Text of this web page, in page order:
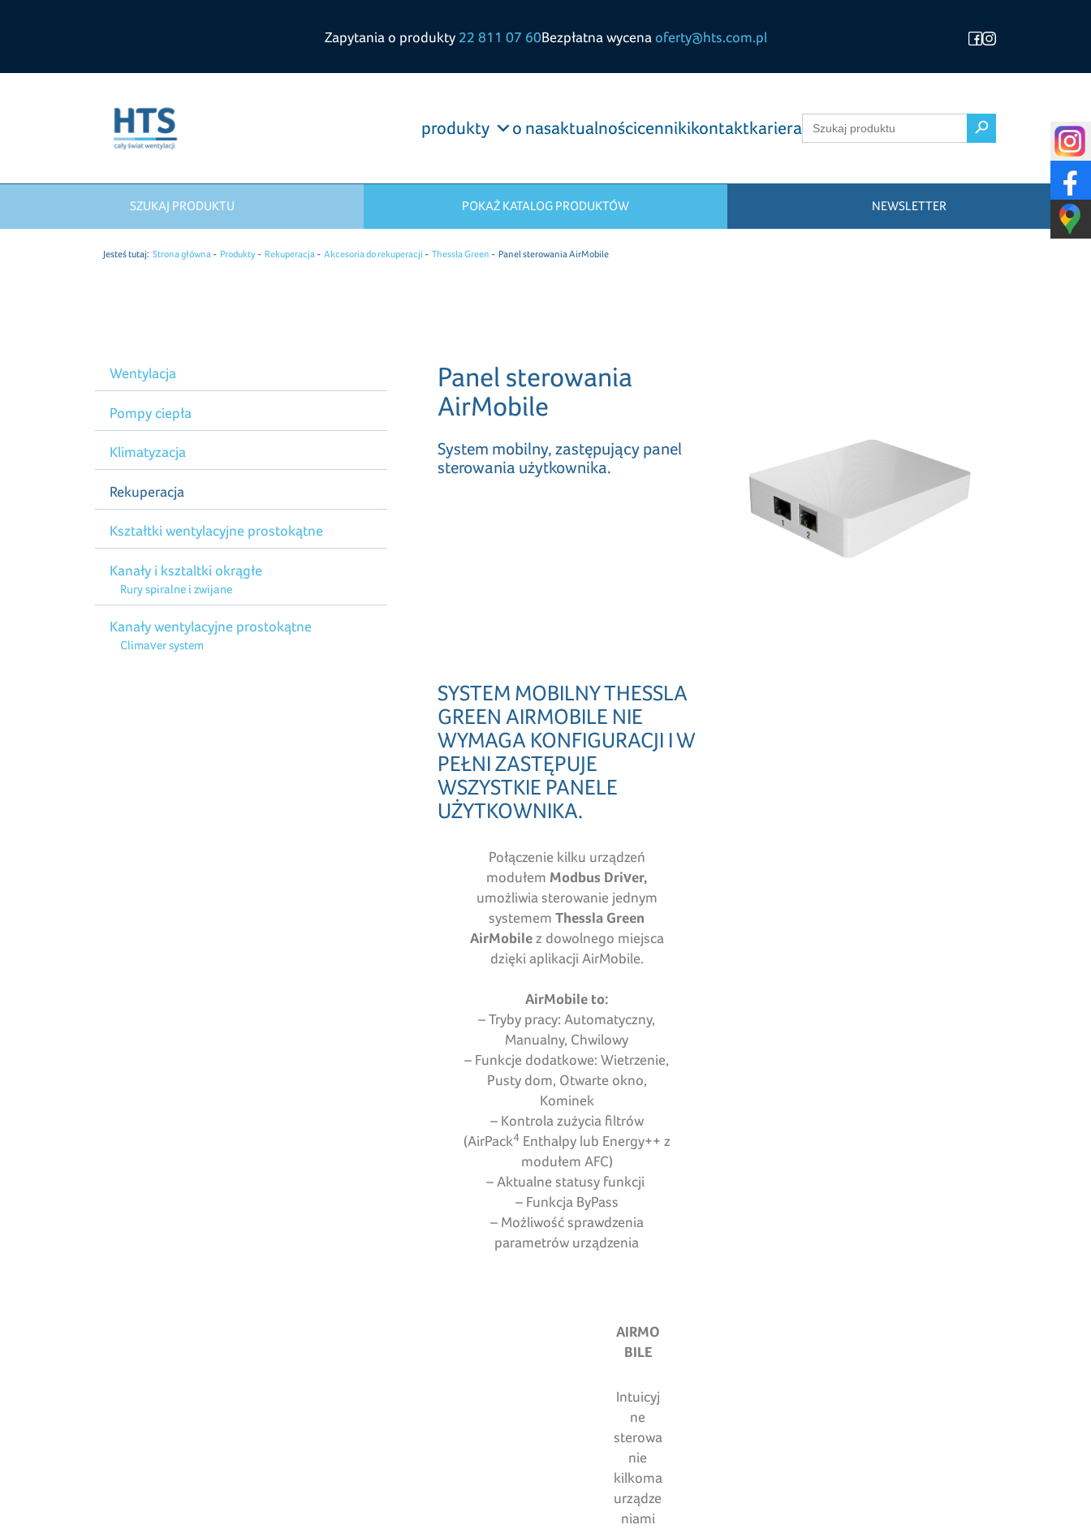
Zapytania o produkty 22 811 07 60Bezpłatna wycena oferty@hts.com.pl
produkty o nasaktualnościcennikikontaktkarieraSearch
for:
Search Button
SZUKAJ PRODUKTU POKAŻ KATALOG PRODUKTÓW NEWSLETTER
Jesteś tutaj: Strona główna Produkty Rekuperacja Akcesoria do rekuperacji Thessla Green Panel sterowania AirMobile
Wentylacja
Pompy ciepła
Klimatyzacja
Rekuperacja
Kształtki wentylacyjne prostokątne
Kanały i ksztaltki okrągłe
Rury spiralne i zwijane
Kanały wentylacyjne prostokątne
Climaver system
Panel sterowania
AirMobile
System mobilny, zastępujący panel
sterowania użytkownika.
SYSTEM MOBILNY THESSLA
GREEN AIRMOBILE NIE
WYMAGA KONFIGURACJI I W
PEŁNI ZASTĘPUJE
WSZYSTKIE PANELE
UŻYTKOWNIKA.
Połączenie kilku urządzeń
modułem Modbus Driver,
umożliwia sterowanie jednym
systememThessla Green
AirMobilez dowolnego miejsca
dzięki aplikacji AirMobile.
AirMobile to:
– Tryby pracy: Automatyczny,
Manualny, Chwilowy
– Funkcje dodatkowe: Wietrzenie,
Pusty dom, Otwarte okno,
Kominek
– Kontrola zużycia filtrów
(AirPack4 Enthalpy lub Energy++ z
modułem AFC)
– Aktualne statusy funkcji
– Funkcja ByPass
– Możliwość sprawdzenia
parametrów urządzenia
AIRMO
BILE
Intuicyj
ne
sterowa
nie
kilkoma
urządze
niami